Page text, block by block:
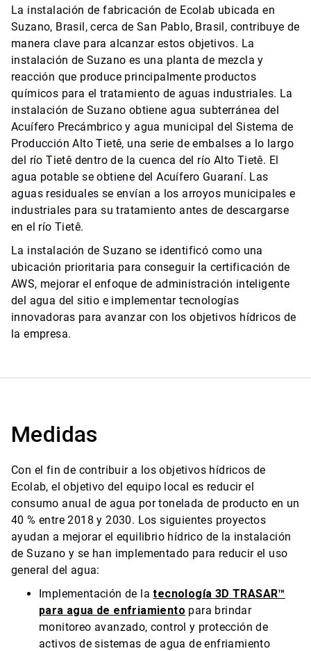
La instalación de fabricación de Ecolab ubicada en
Suzano, Brasil, cerca de San Pablo, Brasil, contribuye de
manera clave para alcanzar estos objetivos. La
instalación de Suzano es una planta de mezcla y
reacción que produce principalmente productos
químicos para el tratamiento de aguas industriales. La
instalación de Suzano obtiene agua subterránea del
Acuífero Precámbrico y agua municipal del Sistema de
Producción Alto Tietê, una serie de embalses a lo largo
del río Tietê dentro de la cuenca del río Alto Tietê. El
agua potable se obtiene del Acuífero Guaraní.​​​​​​​ Las
aguas residuales se envían a los arroyos municipales e
industriales para su tratamiento antes de descargarse
en el río Tietê.
La instalación de Suzano se identificó como una
ubicación prioritaria para conseguir la certificación de
AWS, mejorar el enfoque de administración inteligente
del agua del sitio e implementar tecnologías
innovadoras para avanzar con los objetivos hídricos de
la empresa.
Medidas
Con el fin de contribuir a los objetivos hídricos de
Ecolab, el objetivo del equipo local es reducir el
consumo anual de agua por tonelada de producto en un
40 % entre 2018 y 2030. Los siguientes proyectos
ayudan a mejorar el equilibrio hídrico de la instalación
de Suzano y se han implementado para reducir el uso
general del agua:
Implementación de latecnología 3D TRASAR™
para agua de enfriamiento para brindar
monitoreo avanzado, control y protección de
activos de sistemas de agua de enfriamiento